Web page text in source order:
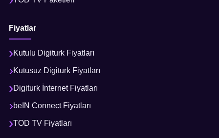
Fiyatlar
Kutulu Digiturk Fiyatları
Kutusuz Digiturk Fiyatları
Digiturk İnternet Fiyatları
beIN Connect Fiyatları
TOD TV Fiyatları